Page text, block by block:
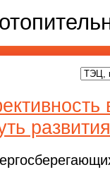
развития